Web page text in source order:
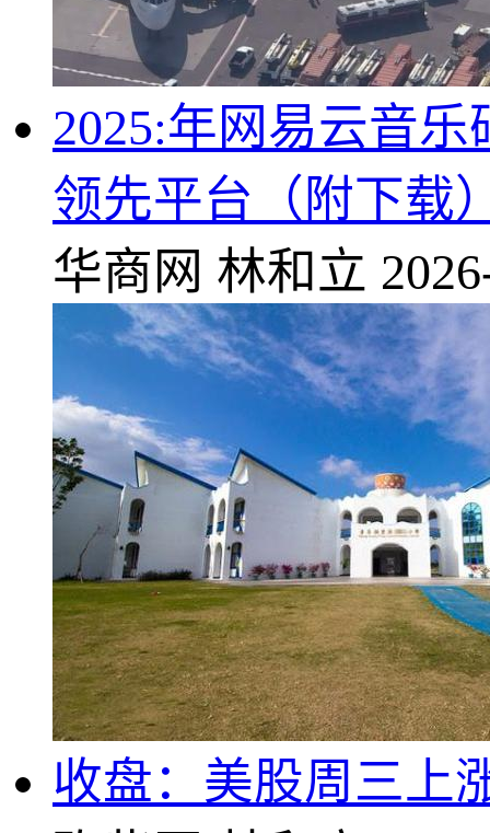
2025:年网易云音
领先平台（附下载
华商网 林和立
收盘：美股周三